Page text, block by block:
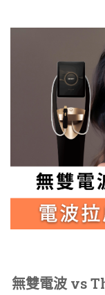
無雙電波 vs